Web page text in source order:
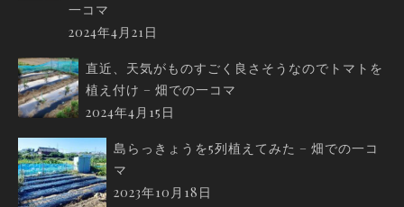
一コマ
2024年4月21日
直近、天気がものすごく良さそうなのでトマトを
植え付け – 畑での一コマ
2024年4月15日
島らっきょうを5列植えてみた – 畑での一コ
マ
2023年10月18日